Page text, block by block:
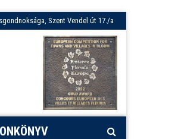
Szent Vendel út 17./a